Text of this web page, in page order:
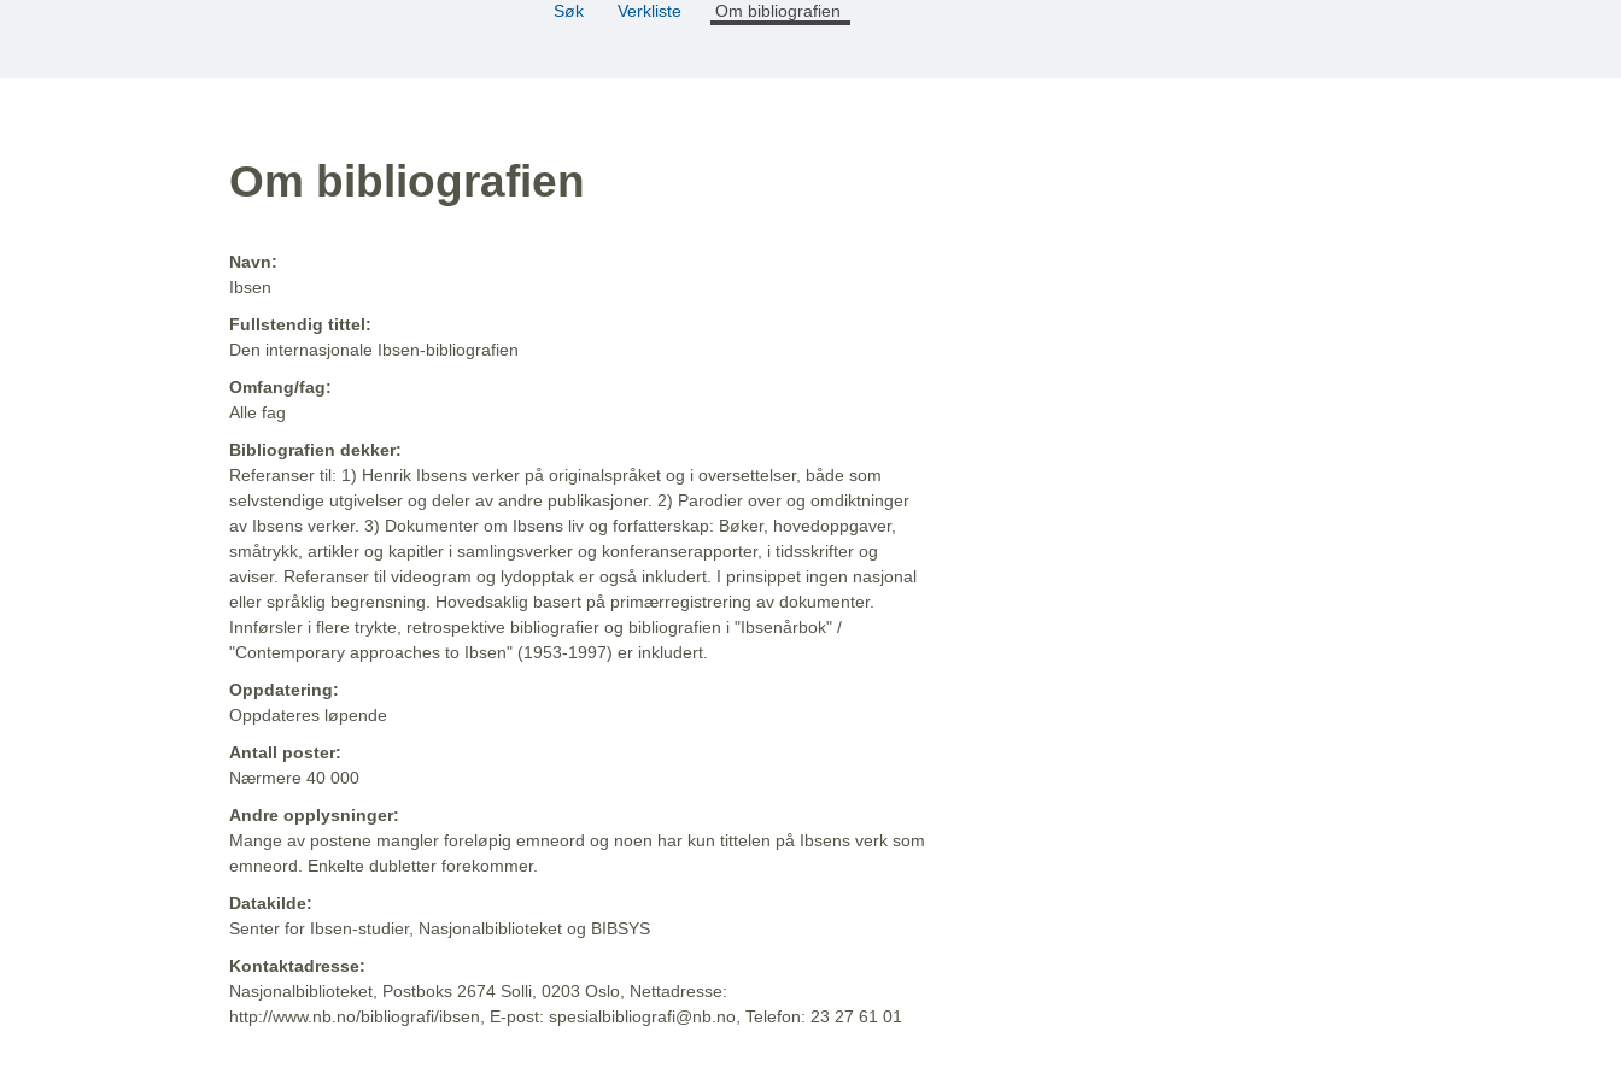
Søk Verkliste Om bibliografien
Om bibliografien
Navn:
Ibsen
Fullstendig tittel:
Den internasjonale Ibsen-bibliografien
Omfang/fag:
Alle fag
Bibliografien dekker:
Referanser til: 1) Henrik Ibsens verker på originalspråket og i oversettelser, både som
selvstendige utgivelser og deler av andre publikasjoner. 2) Parodier over og omdiktninger
av Ibsens verker. 3) Dokumenter om Ibsens liv og forfatterskap: Bøker, hovedoppgaver,
småtrykk, artikler og kapitler i samlingsverker og konferanserapporter, i tidsskrifter og
aviser. Referanser til videogram og lydopptak er også inkludert. I prinsippet ingen nasjonal
eller språklig begrensning. Hovedsaklig basert på primærregistrering av dokumenter.
Innførsler i flere trykte, retrospektive bibliografier og bibliografien i "Ibsenårbok" /
"Contemporary approaches to Ibsen" (1953-1997) er inkludert.
Oppdatering:
Oppdateres løpende
Antall poster:
Nærmere 40 000
Andre opplysninger:
Mange av postene mangler foreløpig emneord og noen har kun tittelen på Ibsens verk som
emneord. Enkelte dubletter forekommer.
Datakilde:
Senter for Ibsen-studier, Nasjonalbiblioteket og BIBSYS
Kontaktadresse:
Nasjonalbiblioteket, Postboks 2674 Solli, 0203 Oslo, Nettadresse:
http://www.nb.no/bibliografi/ibsen, E-post: spesialbibliografi@nb.no, Telefon: 23 27 61 01